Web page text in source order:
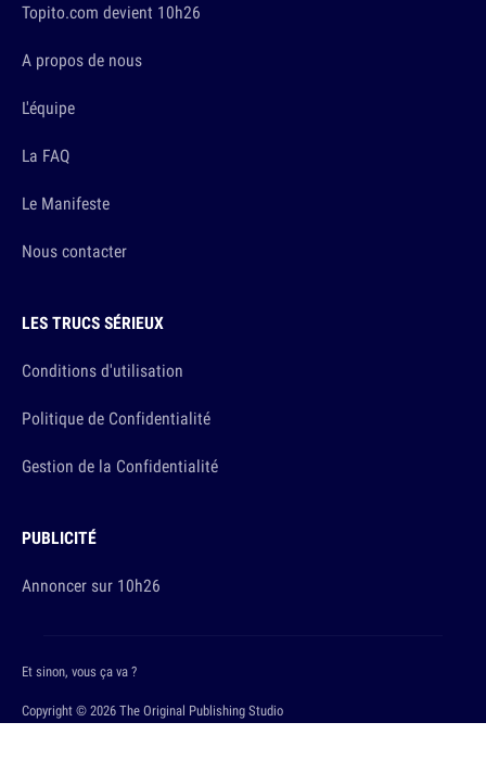
Topito.com devient 10h26
A propos de nous
L'équipe
La FAQ
Le Manifeste
Nous contacter
LES TRUCS SÉRIEUX
Conditions d'utilisation
Politique de Confidentialité
Gestion de la Confidentialité
PUBLICITÉ
Annoncer sur 10h26
Copyright © 2026 The Original Publishing Studio
Et sinon, vous ça va ?